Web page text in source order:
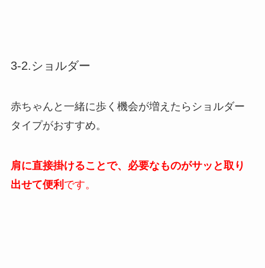
3-2.ショルダー
赤ちゃんと一緒に歩く機会が増えたらショルダー
タイプがおすすめ。
肩に直接掛けることで、必要なものがサッと取り
出せて便利 です。